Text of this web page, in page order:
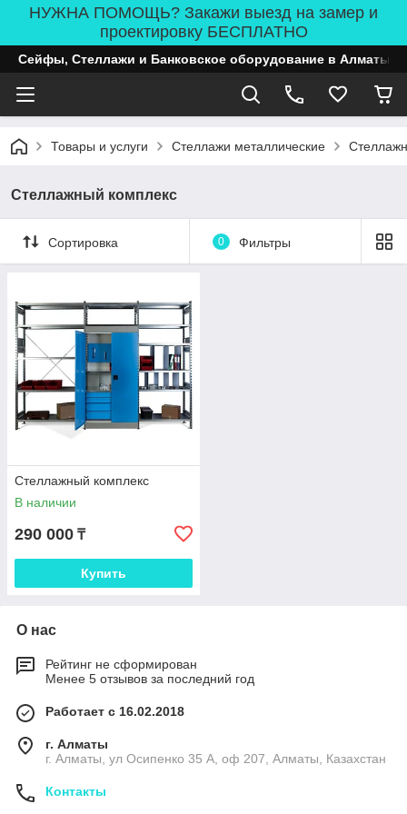
НУЖНА ПОМОЩЬ? Закажи выезд на замер и
проектировку БЕСПЛАТНО
Сейфы, Стеллажи и Банковское оборудование в Алматы
Товары и услуги Стеллажи металлические
Стеллажный комплекс
Сортировка 0 Фильтры
Стеллажный комплекс
В наличии
290 000 ₸
Купить
О нас
Рейтинг не сформирован
Менее 5 отзывов за последний год
Работает с 16.02.2018
г. Алматы
г. Алматы, ул Осипенко 35 А, оф 207, Алматы, Казахстан
Контакты